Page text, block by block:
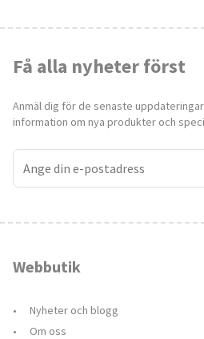
Få alla nyheter först
Anmäl dig för de senaste
information om nya produkter och
Webbutik
Nyheter och blogg
Om oss